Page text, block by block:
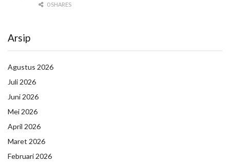
0 SHARES
Arsip
Agustus 2026
Juli 2026
Juni 2026
Mei 2026
April 2026
Maret 2026
Februari 2026